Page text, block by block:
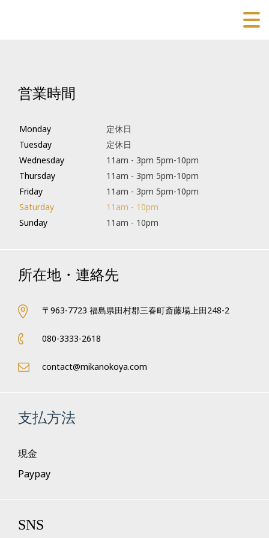
営業時間
Monday
定休日
Tuesday
定休日
Wednesday
11am - 3pm 5pm-10pm
Thursday
11am - 3pm 5pm-10pm
Friday
11am - 3pm 5pm-10pm
Saturday
11am - 10pm
Sunday
11am - 10pm
所在地・連絡先
〒963-7723 福島県田村郡三春町斎藤場上田248-2
080-3333-2618
contact@mikanokoya.com
支払方法
現金
Paypay
SNS